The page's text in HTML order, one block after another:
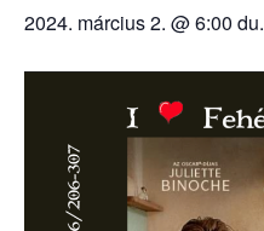
2024. március 2. @ 6:00 du.